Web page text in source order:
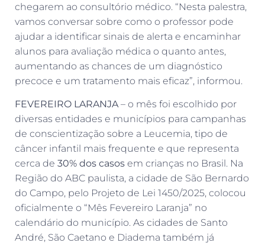
chegarem ao consultório médico. “Nesta palestra,
vamos conversar sobre como o professor pode
ajudar a identificar sinais de alerta e encaminhar
alunos para avaliação médica o quanto antes,
aumentando as chances de um diagnóstico
precoce e um tratamento mais eficaz”, informou.
FEVEREIRO LARANJA– o mês foi escolhido por
diversas entidades e municípios para campanhas
de conscientização sobre a Leucemia, tipo de
câncer infantil mais frequente e que representa
cerca de 30% dos casos em crianças no Brasil. Na
Região do ABC paulista, a cidade de São Bernardo
do Campo, pelo Projeto de Lei 1450/2025, colocou
oficialmente o “Mês Fevereiro Laranja” no
calendário do município. As cidades de Santo
André, São Caetano e Diadema também já